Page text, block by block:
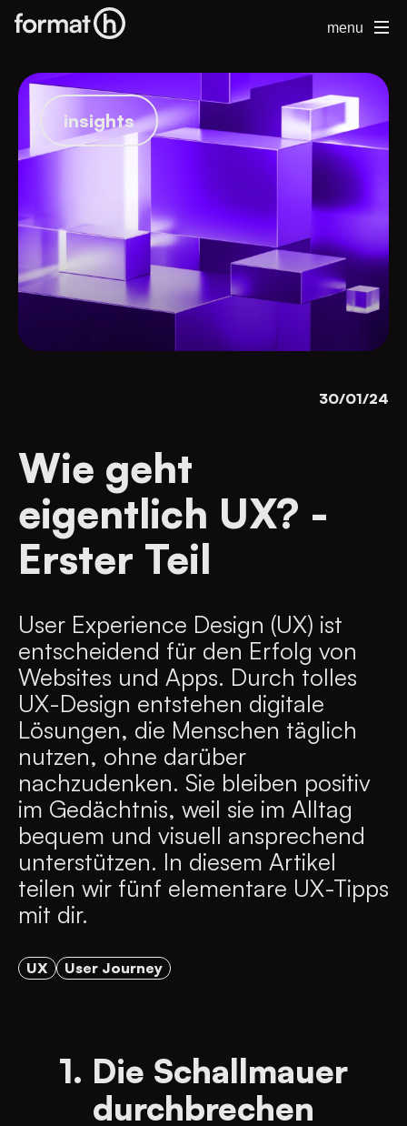
menu
insights
30/01/24
Wie geht
eigentlich UX? -
Erster Teil
User Experience Design (UX) ist
entscheidend für den Erfolg von
Websites und Apps. Durch tolles
UX-Design entstehen digitale
Lösungen, die Menschen täglich
nutzen, ohne darüber
nachzudenken. Sie bleiben positiv
im Gedächtnis, weil sie im Alltag
bequem und visuell ansprechend
unterstützen. In diesem Artikel
teilen wir fünf elementare UX-Tipps
mit dir.
UX User Journey
1. Die Schallmauer
durchbrechen